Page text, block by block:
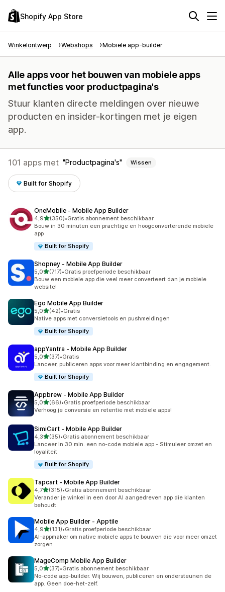
Shopify App Store
Winkelontwerp Webshops Mobiele app-builder
Alle apps voor het bouwen van mobiele apps
met functies voor productpagina's
Stuur klanten directe meldingen over nieuwe
producten en insider-kortingen met je eigen
app.
101 apps met Productpagina's Wissen
Built for Shopify
OneMobile ‑ Mobile App Builder
4,9van 5 sterren
(350)
350 recensies in totaal
•Gratis abonnement beschikbaar
Bouw in 30 minuten een prachtige en hoogconverterende mobiele
app
Built for Shopify
Shopney ‑ Mobile App Builder
5,0van 5 sterren
(717)
717 recensies in totaal
•Gratis proefperiode beschikbaar
Bouw een mobiele app die veel meer converteert dan je mobiele
website!
Ego Mobile App Builder
5,0van 5 sterren
(42)
42 recensies in totaal
•Gratis
Native apps met conversietools en pushmeldingen
Built for Shopify
appYantra ‑ Mobile App Builder
5,0van 5 sterren
(37)
37 recensies in totaal
•Gratis
Lanceer, publiceren apps voor meer klantbinding en engagement.
Built for Shopify
Appbrew ‑ Mobile App Builder
5,0van 5 sterren
(66)
66 recensies in totaal
•Gratis proefperiode beschikbaar
Verhoog je conversie en retentie met mobiele apps!
SimiCart ‑ Mobile App Builder
4,3van 5 sterren
(35)
35 recensies in totaal
•Gratis abonnement beschikbaar
Lanceer in 30 min. een no-code mobiele app - Stimuleer omzet en
loyaliteit
Built for Shopify
Tapcart ‑ Mobile App Builder
4,7van 5 sterren
(315)
315 recensies in totaal
•Gratis abonnement beschikbaar
Verander je winkel in een door AI aangedreven app die klanten
behoudt.
Mobile App Builder ‑ Apptile
4,9van 5 sterren
(131)
131 recensies in totaal
•Gratis proefperiode beschikbaar
AI-appmaker om native mobiele apps te bouwen die voor meer omzet
zorgen
MageComp Mobile App Builder
5,0van 5 sterren
(37)
37 recensies in totaal
•Gratis abonnement beschikbaar
No-code app-builder. Wij bouwen, publiceren en ondersteunen de
app. Geen doe-het-zelf.